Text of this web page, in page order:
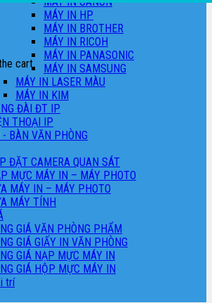
cart.
MÁY IN HP
MÁY IN BROTHER
MÁY IN RICOH
MÁY IN PANASONIC
MÁY IN SAMSUNG
MÁY IN LASER MÀU
MÁY IN KIM
ĐÀI ĐT IP
THOẠI IP
- BÀN VĂN PHÒNG
ĐẶT CAMERA QUAN SÁT
MỰC MÁY IN – MÁY PHOTO
MÁY IN – MÁY PHOTO
MÁY TÍNH
GIÁ VĂN PHÒNG PHẨM
GIÁ GIẤY IN VĂN PHÒNG
GIÁ NẠP MỰC MÁY IN
GIÁ HỘP MỰC MÁY IN
trí